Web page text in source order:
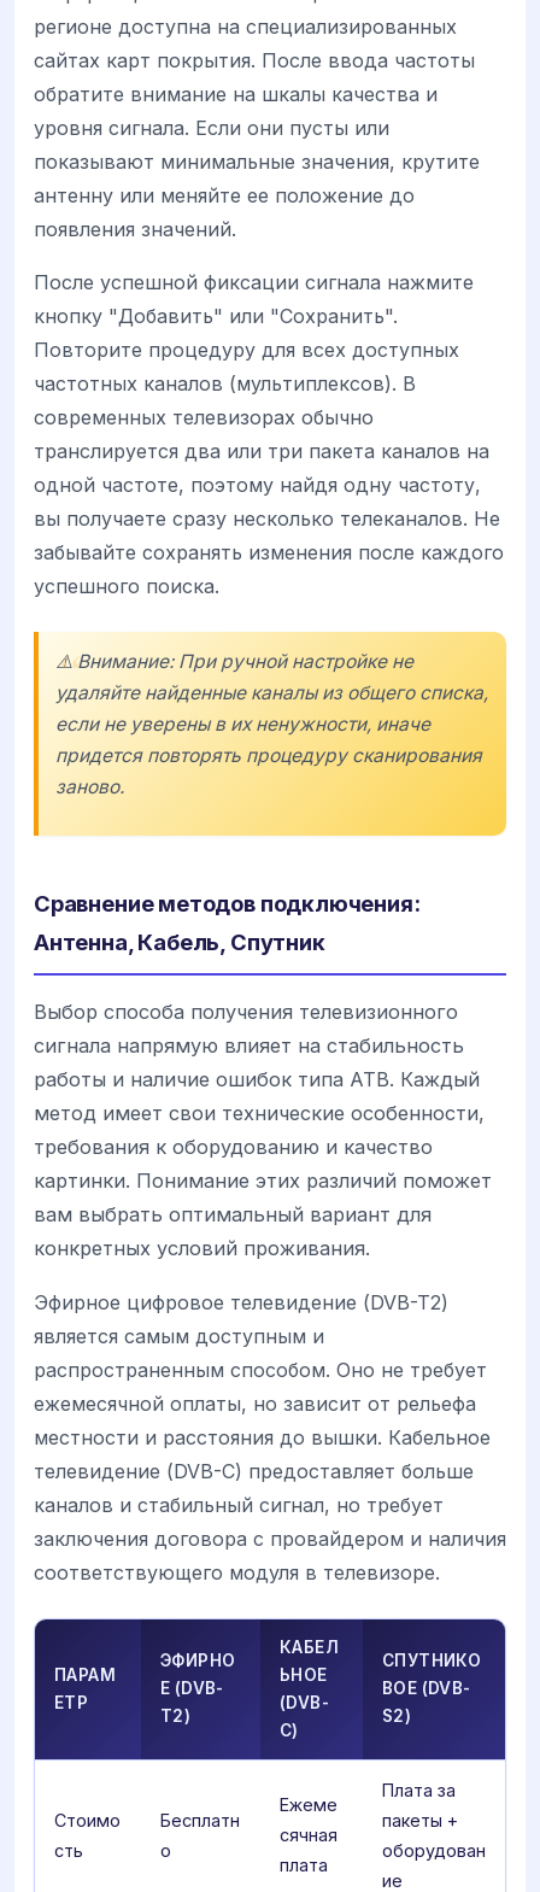
регионе доступна на специализированных
сайтах карт покрытия. После ввода частоты
обратите внимание на шкалы качества и
уровня сигнала. Если они пусты или
показывают минимальные значения, крутите
антенну или меняйте ее положение до
появления значений.
После успешной фиксации сигнала нажмите
кнопку "Добавить" или "Сохранить".
Повторите процедуру для всех доступных
частотных каналов (мультиплексов). В
современных телевизорах обычно
транслируется два или три пакета каналов на
одной частоте, поэтому найдя одну частоту,
вы получаете сразу несколько телеканалов. Не
забывайте сохранять изменения после каждого
успешного поиска.
⚠️ Внимание: При ручной настройке не
удаляйте найденные каналы из общего списка,
если не уверены в их ненужности, иначе
придется повторять процедуру сканирования
заново.
Сравнение методов подключения:
Антенна, Кабель, Спутник
Выбор способа получения телевизионного
сигнала напрямую влияет на стабильность
работы и наличие ошибок типа ATB. Каждый
метод имеет свои технические особенности,
требования к оборудованию и качество
картинки. Понимание этих различий поможет
вам выбрать оптимальный вариант для
конкретных условий проживания.
Эфирное цифровое телевидение (DVB-T2)
является самым доступным и
распространенным способом. Оно не требует
ежемесячной оплаты, но зависит от рельефа
местности и расстояния до вышки. Кабельное
телевидение (DVB-C) предоставляет больше
каналов и стабильный сигнал, но требует
заключения договора с провайдером и наличия
соответствующего модуля в телевизоре.
ПАРАМ
ЕТР
ЭФИРНО
Е (DVB-
T2)
КАБЕЛ
ЬНОЕ
(DVB-
C)
СПУТНИКО
ВОЕ (DVB-
S2)
Стоимо
сть
Бесплатн
о
Ежеме
сячная
плата
Плата за
пакеты +
оборудован
ие